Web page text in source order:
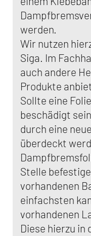
werden.
Wir nutzen
Siga. Im
auch andere
Produkte
Sollte eine
beschädigt
durch eine
überdeckt
Stelle
vorhandenen
einfachsten
vorhandenen
Diese hierzu in